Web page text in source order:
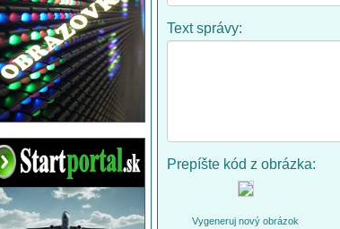
Text správy:
Prepíšte kód z obrázka:
Vygeneruj nový obrázok